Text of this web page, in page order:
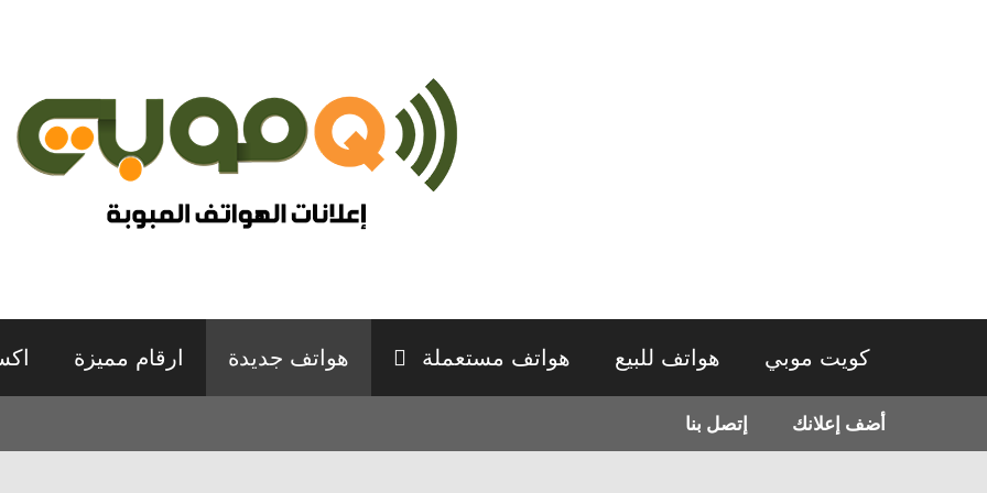
كويت موبي هواتف للبيع هواتف مستعملة هواتف جديدة ارقام مميزة
أضف إعلانك إتصل بنا